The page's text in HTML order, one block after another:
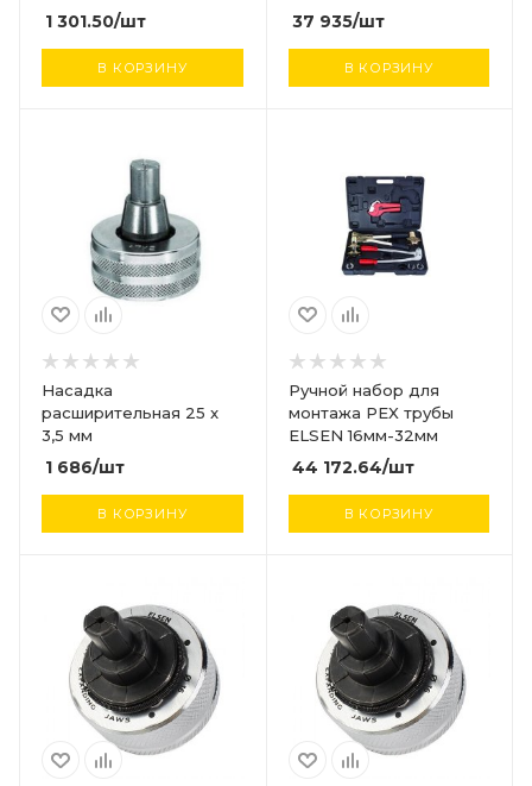
1 301.50/шт
В КОРЗИНУ
37 935/шт
В КОРЗИНУ
Насадка
расширительная 25 x
3,5 мм
1 686/шт
В КОРЗИНУ
Ручной набор для
монтажа PEX трубы
ELSEN 16мм-32мм
44 172.64/шт
В КОРЗИНУ